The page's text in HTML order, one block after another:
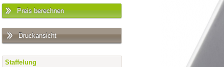
Preis berechnen
Druckansicht
Staffelung